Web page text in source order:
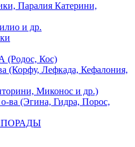
Паралия Катерини,
и др.
Кос)
Лефкада, Кефалония,
Миконос и др.)
(Эгина, Гидра, Порос,